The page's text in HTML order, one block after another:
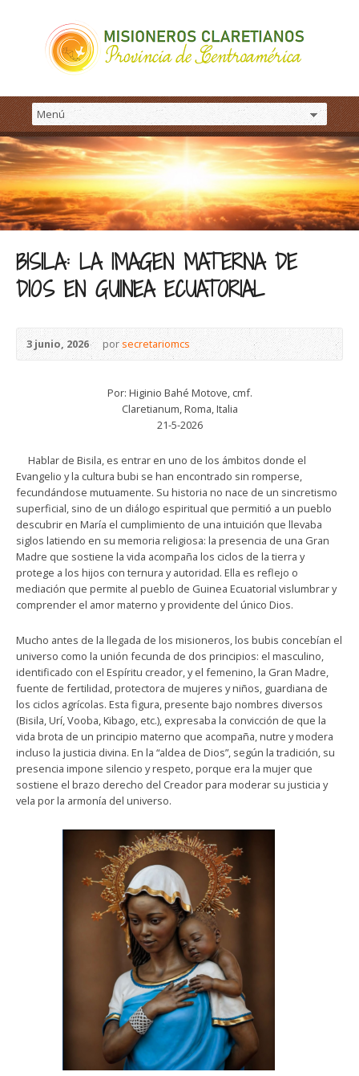
BISILA: LA IMAGEN MATERNA DE
DIOS EN GUINEA ECUATORIAL
3 junio, 2026 porsecretariomcs
Por: Higinio Bahé Motove, cmf.
Claretianum, Roma, Italia
21-5-2026
Hablar de Bisila, es entrar en uno de los ámbitos donde el
Evangelio y la cultura bubi se han encontrado sin romperse,
fecundándose mutuamente. Su historia no nace de un sincretismo
superficial, sino de un diálogo espiritual que permitió a un pueblo
descubrir en María el cumplimiento de una intuición que llevaba
siglos latiendo en su memoria religiosa: la presencia de una Gran
Madre que sostiene la vida acompaña los ciclos de la tierra y
protege a los hijos con ternura y autoridad. Ella es reflejo o
mediación que permite al pueblo de Guinea Ecuatorial vislumbrar y
comprender el amor materno y providente del único Dios.
Mucho antes de la llegada de los misioneros, los bubis concebían el
universo como la unión fecunda de dos principios: el masculino,
identificado con el Espíritu creador, y el femenino, la Gran Madre,
fuente de fertilidad, protectora de mujeres y niños, guardiana de
los ciclos agrícolas. Esta figura, presente bajo nombres diversos
(Bisila, Urí, Vooba, Kibago, etc.), expresaba la convicción de que la
vida brota de un principio materno que acompaña, nutre y modera
incluso la justicia divina. En la “aldea de Dios”, según la tradición, su
presencia impone silencio y respeto, porque era la mujer que
sostiene el brazo derecho del Creador para moderar su justicia y
vela por la armonía del universo.